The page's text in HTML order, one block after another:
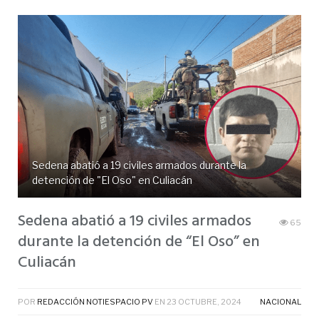
Sedena abatió a 19 civiles armados durante la
detención de "El Oso" en Culiacán
Sedena abatió a 19 civiles armados
durante la detención de “El Oso” en
Culiacán
65
POR REDACCIÓN NOTIESPACIO PV EN 23 OCTUBRE, 2024 NACIONAL